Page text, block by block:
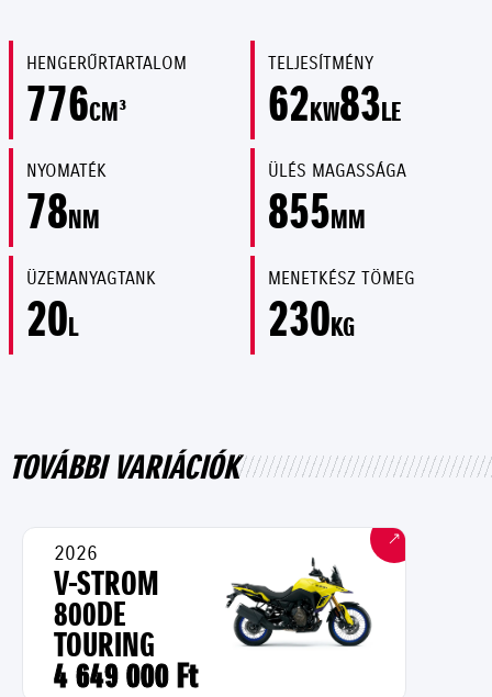
HENGERŰRTARTALOM
776CM³
TELJESÍTMÉNY
62KW83LE
NYOMATÉK
78NM
ÜLÉS MAGASSÁGA
855MM
ÜZEMANYAGTANK
20L
MENETKÉSZ TÖMEG
230KG
TOVÁBBI VARIÁCIÓK
2026
V-STROM
800DE
TOURING
4 649 000 Ft